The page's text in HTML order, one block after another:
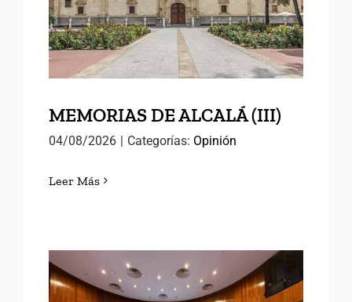
(III)
MEMORIAS DE ALCALÁ (III)
04/08/2026 | Categorías: Opinión
Leer Más